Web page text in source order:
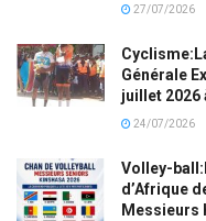
27/07/2026
Générale
juillet 2026
24/07/2026
Volley-
d’Afrique
Messieurs